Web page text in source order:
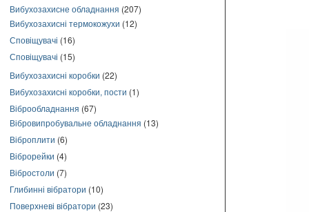
Вибухозахисне обладнання (207)
Вибухозахисні термокожухи (12)
Сповіщувачі (16)
Сповіщувачі (15)
Вибухозахисні коробки (22)
Вибухозахисні коробки, пости (1)
Віброобладнання (67)
Вібровипробувальне обладнання (13)
Віброплити (6)
Віброрейки (4)
Вібростоли (7)
Глибинні вібратори (10)
Поверхневі вібратори (23)